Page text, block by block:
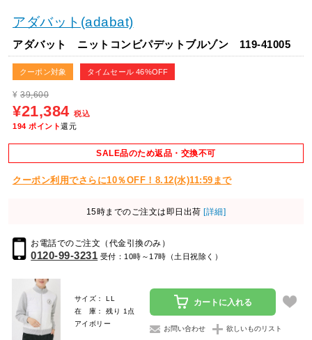
アダバット(adabat)
アダバット ニットコンビパデットブルゾン 119-41005
クーポン対象 タイムセール 46%OFF
¥ 39,600
¥21,384 税込
194 ポイント還元
SALE品のため返品・交換不可
クーポン利用でさらに10％OFF！8.12(水)11:59まで
15時までのご注文は即日出荷 [詳細]
お電話でのご注文（代金引換のみ）
0120-99-3231 受付：10時～17時（土日祝除く）
サイズ： LL
在 庫： 残り 1点
アイボリー
カートに入れる
お問い合わせ 欲しいものリスト